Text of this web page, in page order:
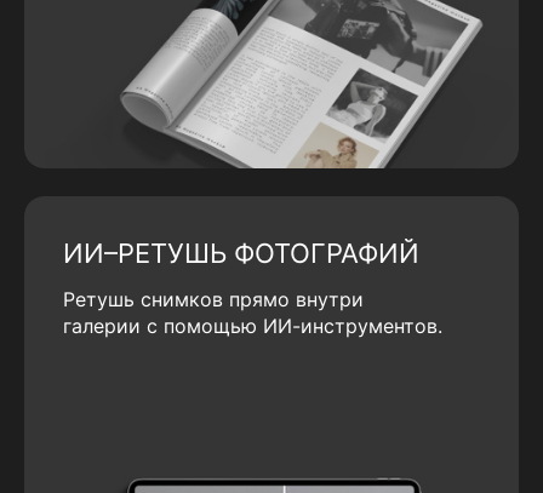
ИИ–РЕТУШЬ ФОТОГРАФИЙ
Ретушь снимков прямо внутри
галерии с помощью ИИ-инструментов.